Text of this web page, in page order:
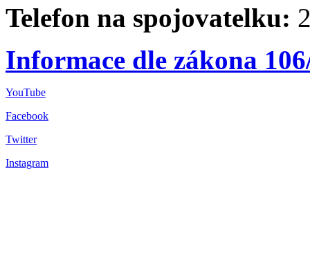
Telefon na spojovatelku:
Informace dle zákona
YouTube
Facebook
Twitter
Instagram